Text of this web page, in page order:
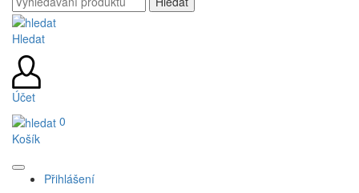
Hledat
Účet
0
Košík
Přihlášení